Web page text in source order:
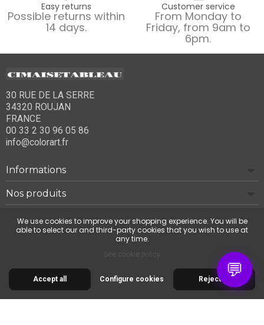
Easy returns
Possible returns within
14 days.
Customer service
From Monday to
Friday, from 9am to
6pm.
30 RUE DE LA SERRE
34320 ROUJAN
FRANCE
00 33 2 30 96 05 86
info@colorart.fr
Informations
Nos produits
Notre société
💬
© 2026 Cimaise Tableau. Tous droits réservés.
We use cookies to improve your shopping experience. You will be
able to select our and third-party cookies that you wish to use at
any time.
See cookie policy
Accept all Reject all
Configure cookies